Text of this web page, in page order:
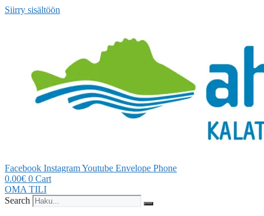
Siirry sisältöön
Facebook InstagramYoutube Envelope Phone
0.00€ 0 Cart
OMA TILI
Search